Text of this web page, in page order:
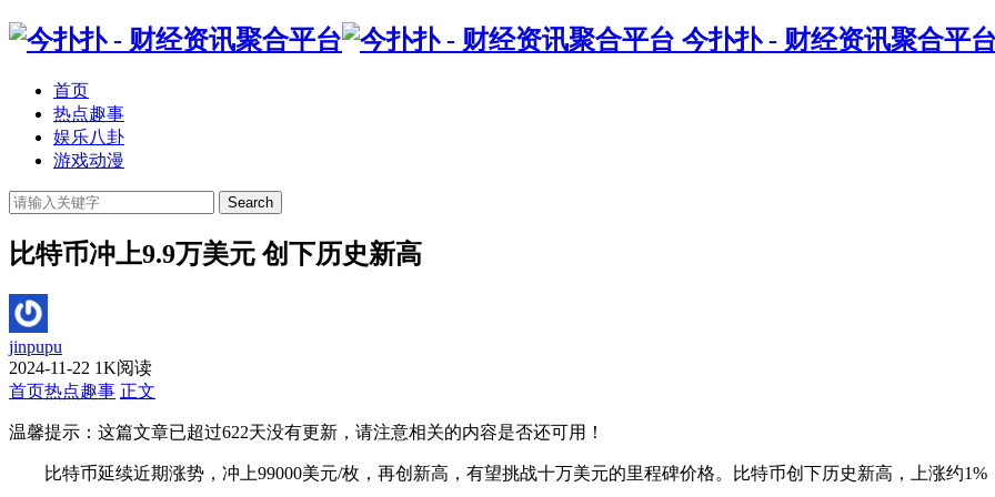
今扑扑 - 财经资讯聚合平台
首页
热点趣事
娱乐八卦
游戏动漫
Search
比特币冲上9.9万美元 创下历史新高
jinpupu
2024-11-22 1K阅读
首页热点趣事 正文
温馨提示：这篇文章已超过622天没有更新，请注意相关的内容是否还可用！
比特币延续近期涨势，冲上99000美元/枚，再创新高，有望挑战十万美元的里程碑价格。比特币创下历史新高，上涨约1%